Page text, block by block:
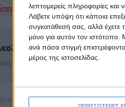
λεπτομερείς πληροφορίες και
Λάβετε υπόψη ότι κάποια
συγκατάθεσή σας, αλλά έχετε
μόνο για αυτόν τον ιστότοπο.
ανά πάσα στιγμή
μέρος της ιστοσελίδας.
Σήμερα
την εφημερίδα
οι εξελίξεις στην περιοχή της